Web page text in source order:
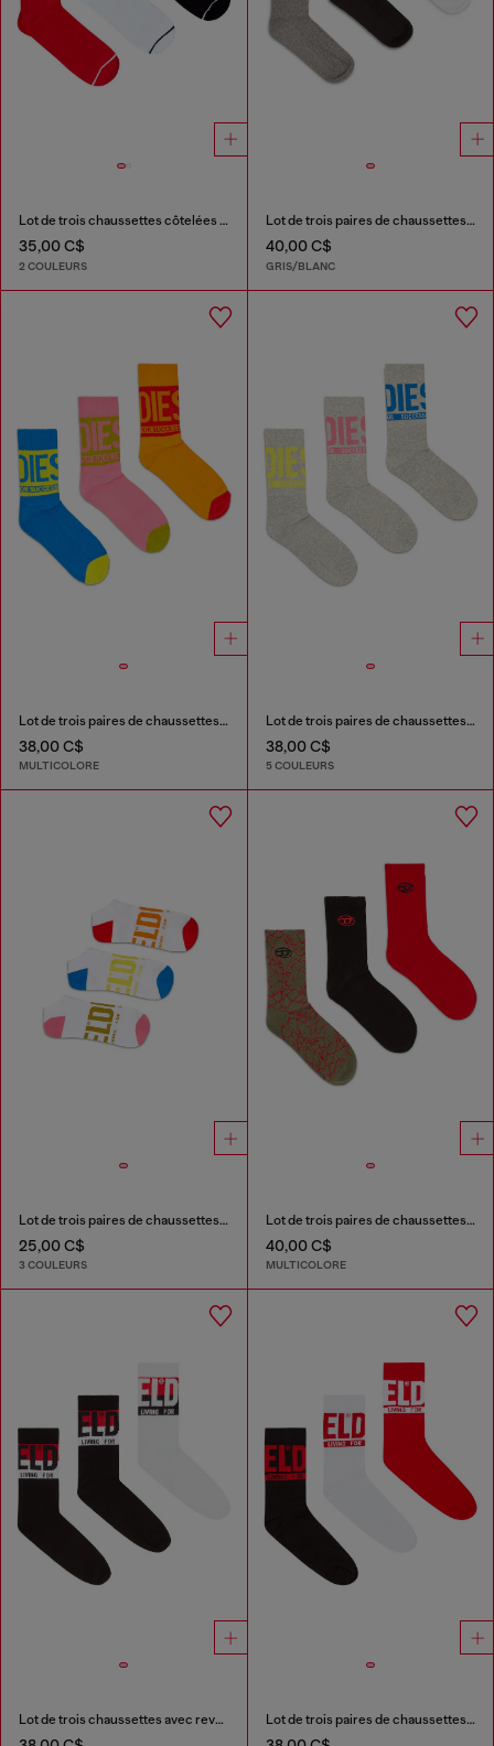
Lot de trois chaussettes côtelées avec logo D
35,00 C$
2 COULEURS
Lot de trois paires de chaussettes en coton avec broderie Oval D
40,00 C$
GRIS/BLANC
Lot de trois paires de chaussettes en coton avec détail logo
38,00 C$
MULTICOLORE
Lot de trois paires de chaussettes avec revers à logo
38,00 C$
5 COULEURS
Lot de trois paires de chaussettes basses avec logo
25,00 C$
3 COULEURS
Lot de trois paires de chaussettes avec détail logo
40,00 C$
MULTICOLORE
Lot de trois chaussettes avec revers à logo Lot de trois paires de chaussettes avec revers à logo